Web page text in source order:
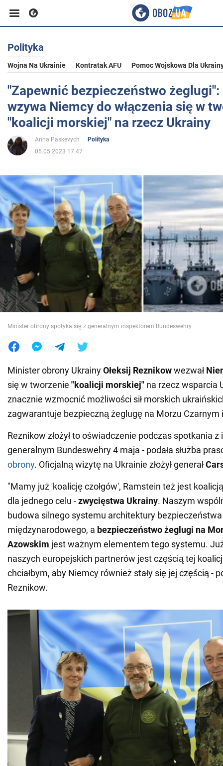
Biznes
Sport
Rozrywka
Życie
Polityka
Społeczeństwo
Wojna na Ukrainie
Świat
Jedzenie
Polityka
Wojna Na Ukrainie Kontratak AFU Pomoc Wojskowa Dla
"Zapewnić bezpieczeństwo żeglugi":
wzywa Niemcy do włączenia się w
"koalicji morskiej" na rzecz Ukrainy
Anna Paskevych
Polityka
05.05.2023 17:47
Minister obrony spotyka się z generalnym inspektorem Bundeswehry
Minister obrony UkrainyOłeksij Reznikowwezwał
się w tworzenie "koalicji morskiej" na rzecz wsparcia
znacznie wzmocnić możliwości sił morskich
zagwarantuje bezpieczną żeglugę na Morzu
Reznikow złożył to oświadczenie podczas spotkania
generalnym Bundeswehry 4 maja - podała służba
obrony. Oficjalną wizytę na Ukrainie złożył generał
"Mamy już 'koalicję czołgów', Ramstein też jest
dla jednego celu -zwycięstwa Ukrainy. Naszym
budowa silnego systemu architektury bezpieczeństwa
międzynarodowego, a bezpieczeństwo żeglugi na
Azowskim jest ważnym elementem tego systemu.
naszych europejskich partnerów jest częścią tej
chciałbym, aby Niemcy również stały się jej częścią -
Reznikow.